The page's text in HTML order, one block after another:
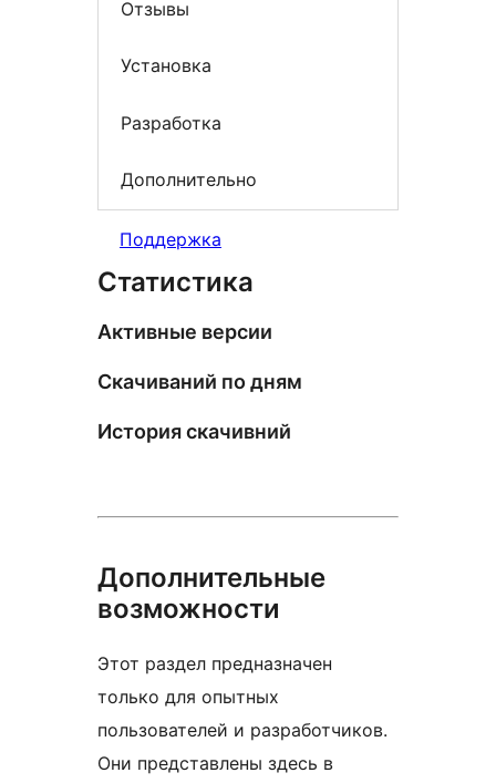
Отзывы
Установка
Разработка
Дополнительно
Поддержка
Статистика
Активные версии
Скачиваний по дням
История скачивний
Дополнительные
возможности
Этот раздел предназначен
только для опытных
пользователей и разработчиков.
Они представлены здесь в